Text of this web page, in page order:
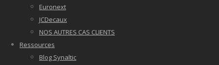
Euronext
JCDecaux
NOS AUTRES CAS CLIENTS
Ressources
Blog Synaltic